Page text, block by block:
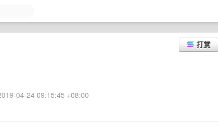
打赏
04-24 09:15:45 +08:00